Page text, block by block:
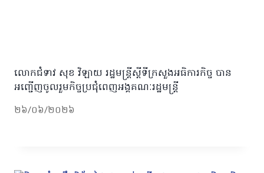
លោកជំទាវ សុខ វិឡាយ រដ្ឋមន្រ្តីស្ដីទីក្រសួងអធិការកិច្ច បាន
អញ្ជើញចូលរួមកិច្ចប្រជុំពេញអង្គគណៈរដ្ឋមន្ត្រី
២៦/០៦/២០២៦